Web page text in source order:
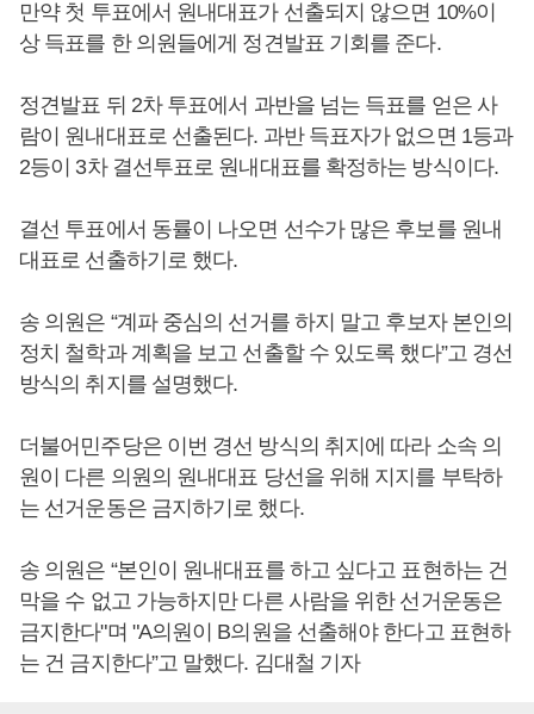
만약 첫 투표에서 원내대표가 선출되지 않으면 10%이
상 득표를 한 의원들에게 정견발표 기회를 준다.
정견발표 뒤 2차 투표에서 과반을 넘는 득표를 얻은 사
람이 원내대표로 선출된다. 과반 득표자가 없으면 1등과
2등이 3차 결선투표로 원내대표를 확정하는 방식이다.
결선 투표에서 동률이 나오면 선수가 많은 후보를 원내
대표로 선출하기로 했다.
송 의원은 “계파 중심의 선거를 하지 말고 후보자 본인의
정치 철학과 계획을 보고 선출할 수 있도록 했다”고 경선
방식의 취지를 설명했다.
더불어민주당은 이번 경선 방식의 취지에 따라 소속 의
원이 다른 의원의 원내대표 당선을 위해 지지를 부탁하
는 선거운동은 금지하기로 했다.
송 의원은 “본인이 원내대표를 하고 싶다고 표현하는 건
막을 수 없고 가능하지만 다른 사람을 위한 선거운동은
금지한다"며 "A의원이 B의원을 선출해야 한다고 표현하
는 건 금지한다”고 말했다. 김대철 기자